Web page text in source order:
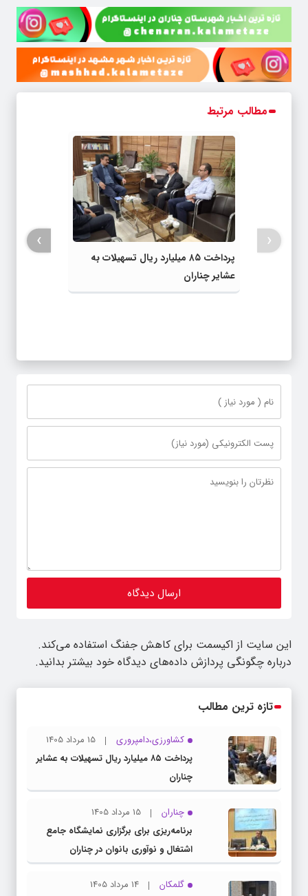
مطالب مرتبط
پرداخت ۸۵ میلیارد ریال تسهیلات به
عشایر چناران
‹
›
این سایت از اکیسمت برای کاهش جفنگ استفاده می‌کند.
درباره چگونگی پردازش داده‌های دیدگاه خود بیشتر بدانید.
تازه ترین مطالب
کشاورزی،دامپروری
15 مرداد 1405
پرداخت ۸۵ میلیارد ریال تسهیلات به عشایر
چناران
چناران
15 مرداد 1405
برنامه‌ریزی برای برگزاری نمایشگاه جامع
اشتغال و نوآوری بانوان در چناران
گلمکان
14 مرداد 1405